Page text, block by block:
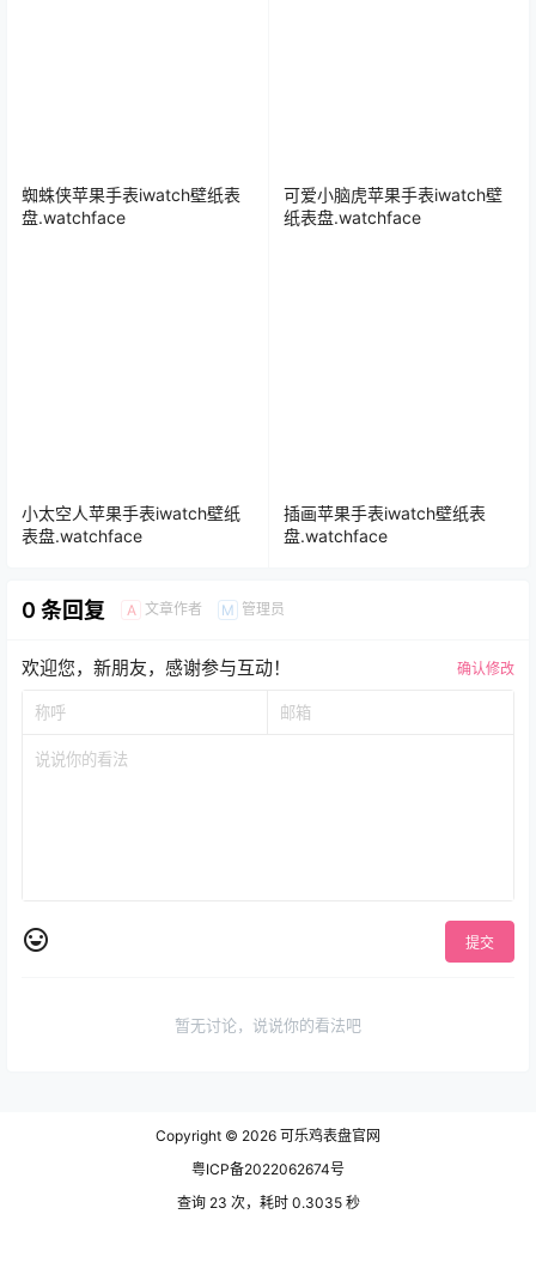
蜘蛛侠苹果手表iwatch壁纸表
盘.watchface
可爱小脑虎苹果手表iwatch壁
纸表盘.watchface
小太空人苹果手表iwatch壁纸
表盘.watchface
插画苹果手表iwatch壁纸表
盘.watchface
0 条回复 A 文章作者 M 管理员
欢迎您，新朋友，感谢参与互动！ 确认修改
提交
暂无讨论，说说你的看法吧
Copyright © 2026 可乐鸡表盘官网
粤ICP备2022062674号
查询 23 次，耗时 0.3035 秒